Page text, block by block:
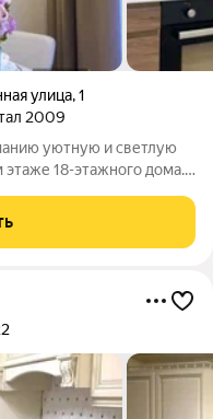
улица,1
2009
уютную и светлую
18-этажного дома.
площадь, а 12 на